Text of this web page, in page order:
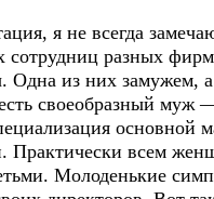
я не всегда
сотрудниц разных фирм
Одна из них замужем, а
своеобразный муж
основной
Практически всем
Молоденькие